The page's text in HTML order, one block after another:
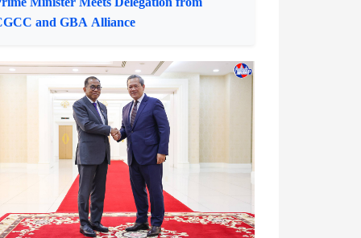
PM Receives Malaysian Defence